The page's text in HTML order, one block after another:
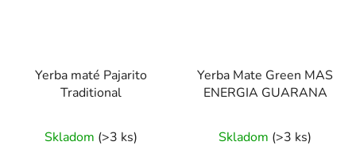
Yerba maté Pajarito
Traditional
hodnotenie
Skladom (>3 ks)
Yerba Mate Green MAS
ENERGIA GUARANA
hodnotenie
Skladom (>3 ks)